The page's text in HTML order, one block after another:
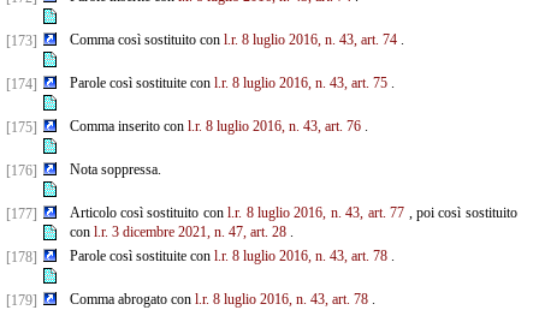
[173] Comma così sostituito con l.r. 8 luglio 2016, n. 43, art. 74.
[174] Parole così sostituite con l.r. 8 luglio 2016, n. 43, art. 75.
[175] Comma inserito con l.r. 8 luglio 2016, n. 43, art. 76.
[176] Nota soppressa.
[177] Articolo così sostituito conl.r. 8 luglio 2016, n. 43, art. 77 , poi così sostituito
con l.r. 3 dicembre 2021, n. 47, art. 28.
[178]
Parole così sostituite con l.r. 8 luglio 2016, n. 43, art. 78.
[179] Comma abrogato con l.r. 8 luglio 2016, n. 43, art. 78.